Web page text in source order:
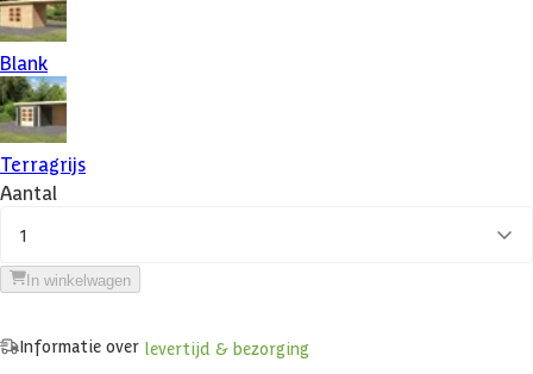
Blank
Terragrijs
Aantal
1
In winkelwagen
Informatie over levertijd & bezorging